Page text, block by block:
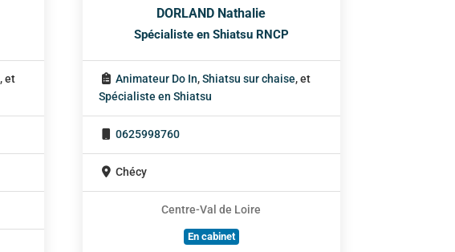
, et
DORLAND Nathalie
Spécialiste en Shiatsu RNCP
Animateur Do In,Shiatsu sur chaise, et
Spécialiste en Shiatsu
0625998760
Chécy
Centre-Val de Loire
En cabinet